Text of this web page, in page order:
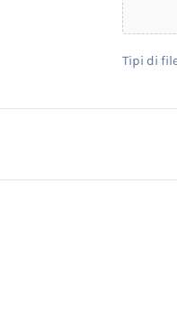
Tipi di